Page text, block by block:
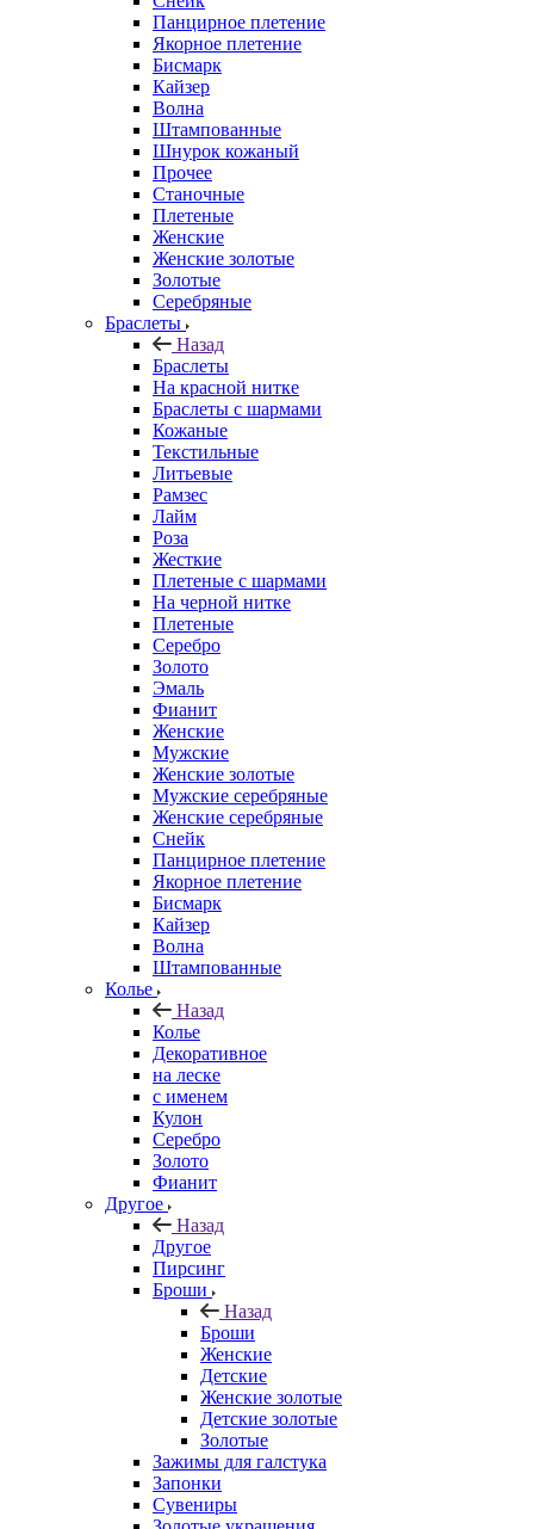
Панцирное плетение
Якорное плетение
Бисмарк
Кайзер
Волна
Штампованные
Шнурок кожаный
Прочее
Станочные
Плетеные
Женские
Женские золотые
Золотые
Серебряные
Браслеты
Назад
Браслеты
На красной нитке
Браслеты с шармами
Кожаные
Текстильные
Литьевые
Рамзес
Лайм
Роза
Жесткие
Плетеные с шармами
На черной нитке
Плетеные
Серебро
Золото
Эмаль
Фианит
Женские
Мужские
Женские золотые
Мужские серебряные
Женские серебряные
Снейк
Панцирное плетение
Якорное плетение
Бисмарк
Кайзер
Волна
Штампованные
Колье
Назад
Колье
Декоративное
на леске
с именем
Кулон
Серебро
Золото
Фианит
Другое
Назад
Другое
Пирсинг
Броши
Назад
Броши
Женские
Детские
Женские золотые
Детские золотые
Золотые
Зажимы для галстука
Запонки
Сувениры